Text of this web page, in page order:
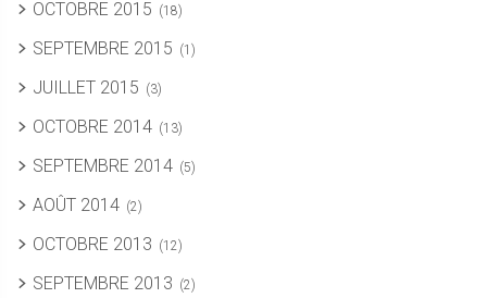
OCTOBRE 2015 (18)
SEPTEMBRE 2015 (1)
JUILLET 2015 (3)
OCTOBRE 2014 (13)
SEPTEMBRE 2014 (5)
AOÛT 2014 (2)
OCTOBRE 2013 (12)
SEPTEMBRE 2013 (2)